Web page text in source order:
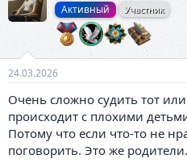
Активный Участник
24.03.2026
Очень сложно судить тот
происходит с плохими
Потому что если что-то не
поговорить. Это же